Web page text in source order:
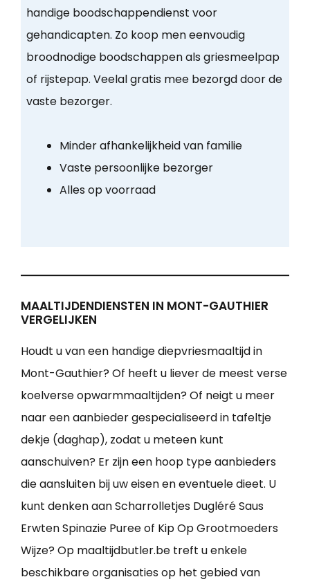
handige boodschappendienst voor
gehandicapten. Zo koop men eenvoudig
broodnodige boodschappen als griesmeelpap
of rijstepap. Veelal gratis mee bezorgd door de
vaste bezorger.
Minder afhankelijkheid van familie
Vaste persoonlijke bezorger
Alles op voorraad
MAALTIJDENDIENSTEN IN MONT-GAUTHIER
VERGELIJKEN
Houdt u van een handige diepvriesmaaltijd in
Mont-Gauthier? Of heeft u liever de meest verse
koelverse opwarmmaaltijden? Of neigt u meer
naar een aanbieder gespecialiseerd in tafeltje
dekje (daghap), zodat u meteen kunt
aanschuiven? Er zijn een hoop type aanbieders
die aansluiten bij uw eisen en eventuele dieet. U
kunt denken aan Scharrolletjes Dugléré Saus
Erwten Spinazie Puree of Kip Op Grootmoeders
Wijze? Op maaltijdbutler.be treft u enkele
beschikbare organisaties op het gebied van